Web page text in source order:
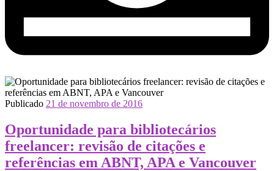
Publicado 21 de novembro de 2016
Oportunidade para bibliotecários
freelancer: revisão de citações e
referências em ABNT, APA e Vancouver